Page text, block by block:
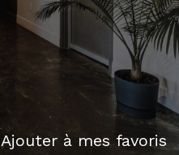
Ajouter à mes favoris